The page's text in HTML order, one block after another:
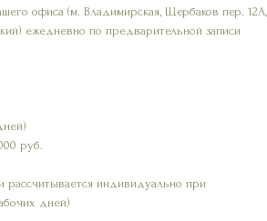
офиса (м. Владимирская, Щербаков пер. 12А,
ежедневно по предварительной записи
руб.
индивидуально при
дней)